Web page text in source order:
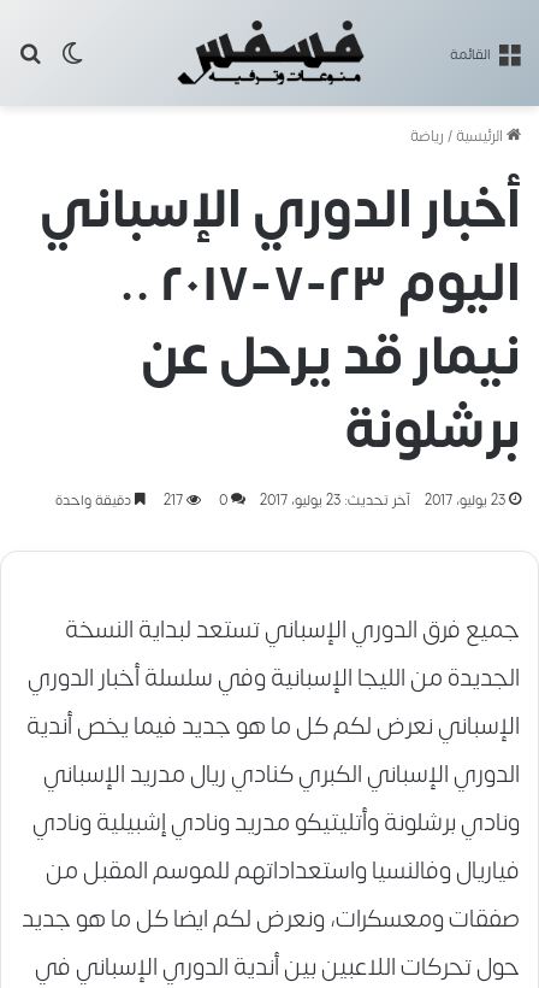
القائمة
الرئيسية/رياضة
أخبار الدوري الإسباني
اليوم ٢٣-٧-٢٠١٧ ..
نيمار قد يرحل عن
برشلونة
23 يوليو، 2017 آخر تحديث: 23 يوليو، 2017 0
217 دقيقة واحدة
جميع فرق الدوري الإسباني تستعد لبداية النسخة
الجديدة من الليجا الإسبانية وفي سلسلة أخبار الدوري
الإسباني نعرض لكم كل ما هو جديد فيما يخص أندية
الدوري الإسباني الكبري كنادي ريال مدريد الإسباني
ونادي برشلونة وأتليتيكو مدريد ونادي إشبيلية ونادي
فياريال وفالنسيا واستعداداتهم للموسم المقبل من
صفقات ومعسكرات، ونعرض لكم ايضا كل ما هو جديد
حول تحركات اللاعبين بين أندية الدوري الإسباني في